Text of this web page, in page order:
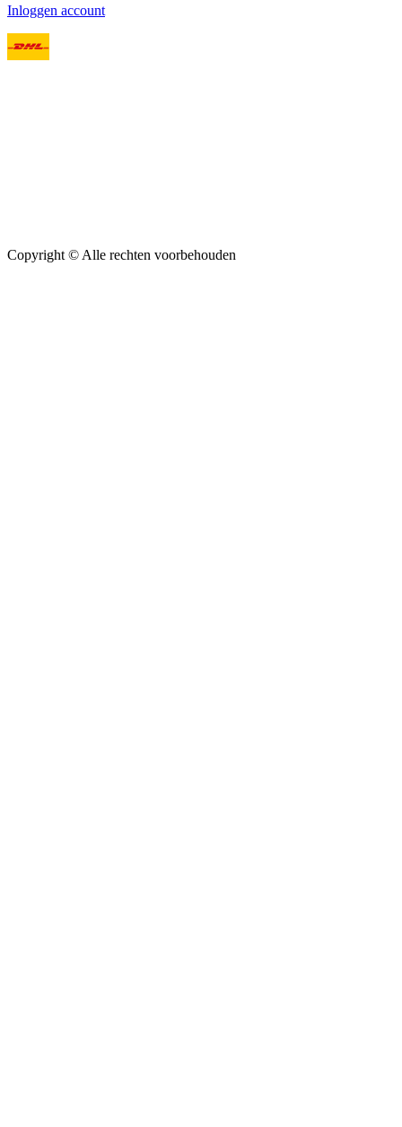
Inloggen account
Copyright © Alle rechten voorbehouden